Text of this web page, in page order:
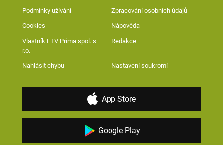
Podmínky užívání Zpracování osobních údajů
Cookies Nápověda
Vlastník FTV Prima spol. s
r.o.
Redakce
Nahlásit chybu Nastavení soukromí
App Store
Google Play